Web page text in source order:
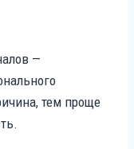
—
тем проще